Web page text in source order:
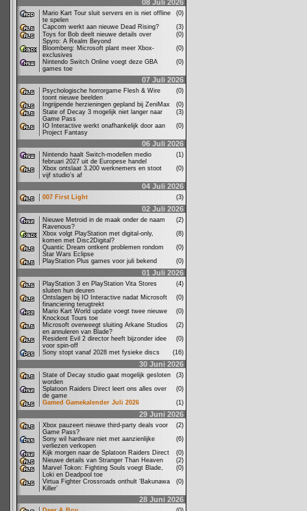
08 Juli 2026
Mario Kart Tour sluit servers en is niet offline
te spelen
(0)
Capcom werkt aan nieuwe Dead Rising?
(3)
Toys for Bob deelt nieuwe details over
Spyro: A Realm Beyond
(0)
Bloomberg: Microsoft plant meer Xbox-
exclusives
(0)
Nintendo Switch Online voegt deze GBA
games toe
(0)
07 Juli 2026
Psychologische horrorgame Flesh & Wire
toont nieuwe beelden
(0)
Ingrijpende herzieningen gepland bij ZeniMax
(0)
State of Decay 3 mogelijk niet langer naar
Game Pass
(3)
IO Interactive werkt onafhankelijk door aan
Project Fantasy
(0)
06 Juli 2026
Nintendo haalt Switch-modellen medio
februari 2027 uit de Europese handel
(1)
Xbox ontslaat 3.200 werknemers en stoot
vijf studio's af
(0)
04 Juli 2026
007 First Light (3)
02 Juli 2026
Nieuwe Metroid in de maak onder de naam
Ravenous?
(2)
Xbox volgt PlayStation met digital-only,
komen met Disc2Digital?
(8)
Quantic Dream ontkent problemen rondom
Star Wars Eclipse
(0)
PlayStation Plus games voor juli bekend
(0)
01 Juli 2026
PlayStation 3 en PlayStation Vita Stores
sluiten hun deuren
(4)
Ontslagen bij IO Interactive nadat Microsoft
financiering terugtrekt
(0)
Mario Kart World update voegt twee nieuwe
Knockout Tours toe
(0)
Microsoft overweegt sluiting Arkane Studios
en annuleren van Blade?
(2)
Resident Evil 2 director heeft bijzonder idee
voor spin-off
(0)
Sony stopt vanaf 2028 met fysieke discs
(16)
30 Juni 2026
State of Decay studio gaat mogelijk gesloten
worden
(3)
Splatoon Raiders Direct leert ons alles over
de game
(0)
Gamed Gamekalender Juli 2026
(1)
29 Juni 2026
Xbox pauzeert nieuwe third-party deals voor
Game Pass?
(2)
Sony wil hardware niet met aanzienlijke
verliezen verkopen
(6)
Kijk morgen naar de Splatoon Raiders Direct
(0)
Nieuwe details van Stranger Than Heaven
(2)
Marvel Tokon: Fighting Souls voegt Blade,
Loki en Deadpool toe
(0)
Virtua Fighter Crossroads onthult ‘Bakunawa
Killer’
(0)
28 Juni 2026